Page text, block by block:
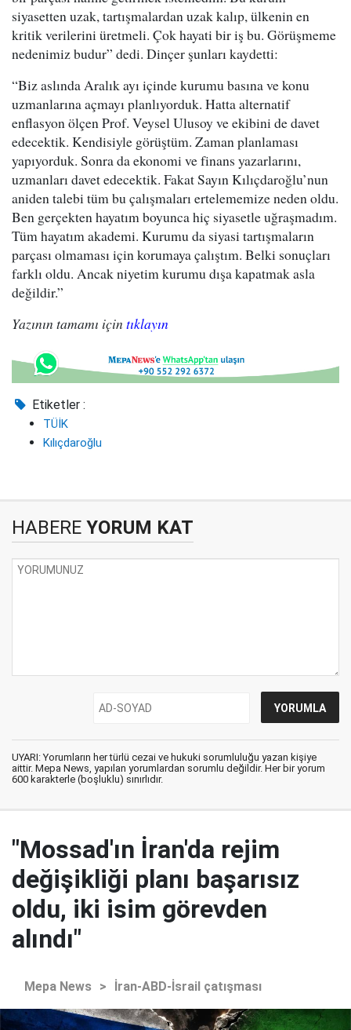
siyasetten uzak, tartışmalardan uzak kalıp, ülkenin en
kritik verilerini üretmeli. Çok hayati bir iş bu. Görüşmeme
nedenimiz budur” dedi. Dinçer şunları kaydetti:
“Biz aslında Aralık ayı içinde kurumu basına ve konu
uzmanlarına açmayı planlıyorduk. Hatta alternatif
enflasyon ölçen Prof. Veysel Ulusoy ve ekibini de davet
edecektik. Kendisiyle görüştüm. Zaman planlaması
yapıyorduk. Sonra da ekonomi ve finans yazarlarını,
uzmanları davet edecektik. Fakat Sayın Kılıçdaroğlu’nun
aniden talebi tüm bu çalışmaları ertelememize neden oldu.
Ben gerçekten hayatım boyunca hiç siyasetle uğraşmadım.
Tüm hayatım akademi. Kurumu da siyasi tartışmaların
parçası olmaması için korumaya çalıştım. Belki sonuçları
farklı oldu. Ancak niyetim kurumu dışa kapatmak asla
değildir.”
Yazının tamamı için tıklayın
Etiketler :
TÜİK
Kılıçdaroğlu
HABERE YORUM KAT
UYARI: Yorumların her türlü cezai ve hukuki sorumluluğu yazan kişiye
aittir. Mepa News, yapılan yorumlardan sorumlu değildir. Her bir yorum
600 karakterle (boşluklu) sınırlıdır.
"Mossad'ın İran'da rejim
değişikliği planı başarısız
oldu, iki isim görevden
alındı"
Mepa News > İran-ABD-İsrail çatışması